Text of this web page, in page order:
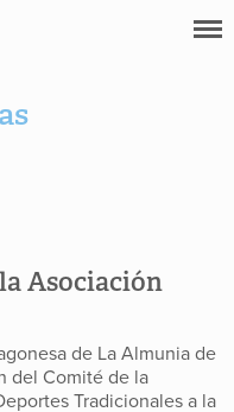
Asociación
de La Almunia de
del Comité de la
Tradicionales a la